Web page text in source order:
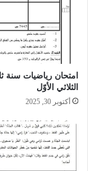
امتحان رياضيات سنة
الثلاثي الأوّل‎
أكتوبر 30, 2025